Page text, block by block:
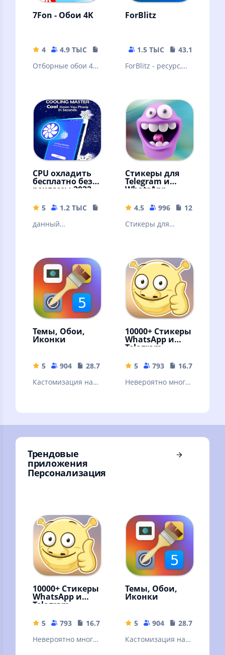
7Fon - Обои 4K
4 4.9 ТЫС
15.86 MB
Отборные обои 4K
каждый час!
ForBlitz
1.5 ТЫС
43.19 MB
ForBlitz - ресурс,
Blitz и других игр
CPU охладить
бесплатно без
рекламы 2022
5 1.2 ТЫС
9.81 MB
данный
охладить ваш
процессор (cooler)
до низких
температур
Стикеры для
Telegram и
WhatsApp
4.5 996
12.74 MB
Стикеры для
Темы, Обои,
Иконки
5 904
28.74 MB
Кастомизация на
10000+ Стикеры
WhatsApp и
Telegram
5 793
16.75 MB
Невероятно много
Трендовые
приложения
Персонализация
10000+ Стикеры
WhatsApp и
Telegram
5 793
16.75 MB
Невероятно много
Темы, Обои,
Иконки
5 904
28.74 MB
Кастомизация на